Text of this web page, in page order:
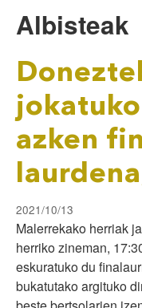
Albisteak
azken
2021/10/13
Malerrekako herriak
herriko zineman,
eskuratuko du
bukatutako argituko